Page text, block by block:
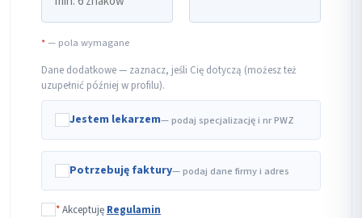
*— pola wymagane
Dane dodatkowe — zaznacz, jeśli Cię dotyczą (możesz też
uzupełnić później w profilu).
Jestem lekarzem— podaj specjalizację i nr PWZ
Potrzebuję faktury— podaj dane firmy i adres
*Akceptuję Regulamin